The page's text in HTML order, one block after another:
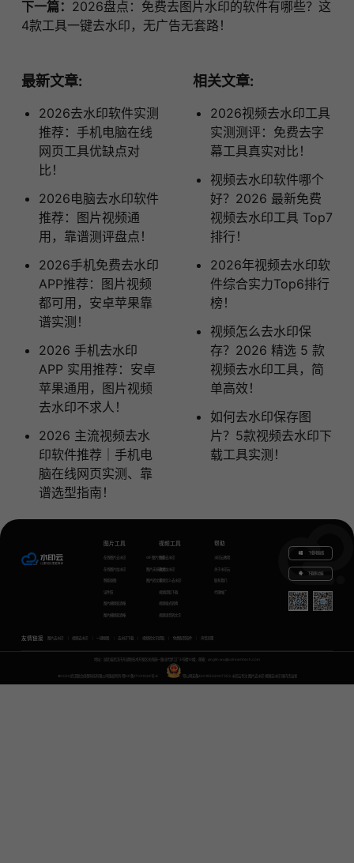
下一篇： 2026盘点：免费去图片水印的软件有哪些？这
4款工具一键去水印，无广告无套路！
最新文章:
2026去水印软件实测
推荐：手机电脑在线
网页工具优缺点对
比！
2026电脑去水印软件
推荐：图片视频通
用，靠谱测评盘点！
2026手机免费去水印
APP推荐：图片视频
都可用，安卓苹果靠
谱实测！
2026 手机去水印
APP 实用推荐：安卓
苹果通用，图片视频
去水印不求人！
2026 主流视频去水
印软件推荐｜手机电
脑在线网页实测、靠
谱选型指南！
相关文章:
2026视频去水印工具
实测测评：免费去字
幕工具真实对比！
视频去水印软件哪个
好？2026 最新免费
视频去水印工具 Top7
排行！
2026年视频去水印软
件综合实力Top6排行
榜！
视频怎么去水印保
存？2026 精选 5 款
视频去水印工具，简
单高效！
如何去水印保存图
片？5款视频去水印下
载工具实测！
图片工具
在线图片去水印
在线图片加水印
智能抠图
证件照
图片模糊变清晰
图片模糊变清晰
GIF图片生成
图片无损放大
图片转文字
视频工具
视频去水印
视频加水印
视频怎么去水印
视频提取下载
视频格式转换
视频语音转文字
帮助
水印云教程
关于水印云
联系我们
代理推广
下载电脑版
下载移动端
友情链接 图片去水印 视频去水印 一键抠图 去水印下载 视频转文字提取 免费配音软件
地址：湖北省武汉市东湖新技术开发区关南园一路当代梦工厂4号楼10楼，邮箱：yinglin.wu@udreamtech.com
©2020武汉联合创想科技有限公司版权所有 鄂ICP备17031026号-8 鄂公网安备42018502007353 水印云专注 图片去水印 视频去水印 国内杰出者